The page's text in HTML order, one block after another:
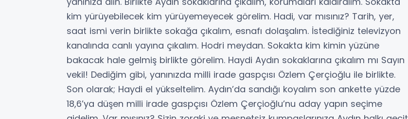
kim yürüyebilecek kim yürüyemeyecek görelim. Hadi, var mısınız? Tarih, yer,
saat ismi verin birlikte sokağa çıkalım, esnafı dolaşalım. İstediğiniz televizyon
kanalında canlı yayına çıkalım. Hodri meydan. Sokakta kim kimin yüzüne
bakacak hale gelmiş birlikte görelim. Haydi Aydın sokaklarına çıkalım mı Sayın
vekil! Dediğim gibi, yanınızda milli irade gaspçısı Özlem Çerçioğlu ile birlikte.
Son olarak; Haydi el yükseltelim. Aydın’da sandığı koyalım son ankette yüzde
18,6’ya düşen milli irade gaspçısı Özlem Çerçioğlu’nu aday yapın seçime